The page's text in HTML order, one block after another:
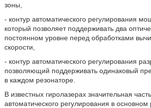
зоны,
- контур автоматического регулирования
который позволяет поддерживать два
постоянном уровне перед обработками
скорости,
- контур автоматического регулирования
позволяющий поддерживать одинаковый
в каждом резонаторе.
В известных гиролазерах значительная
автоматического регулирования в основном